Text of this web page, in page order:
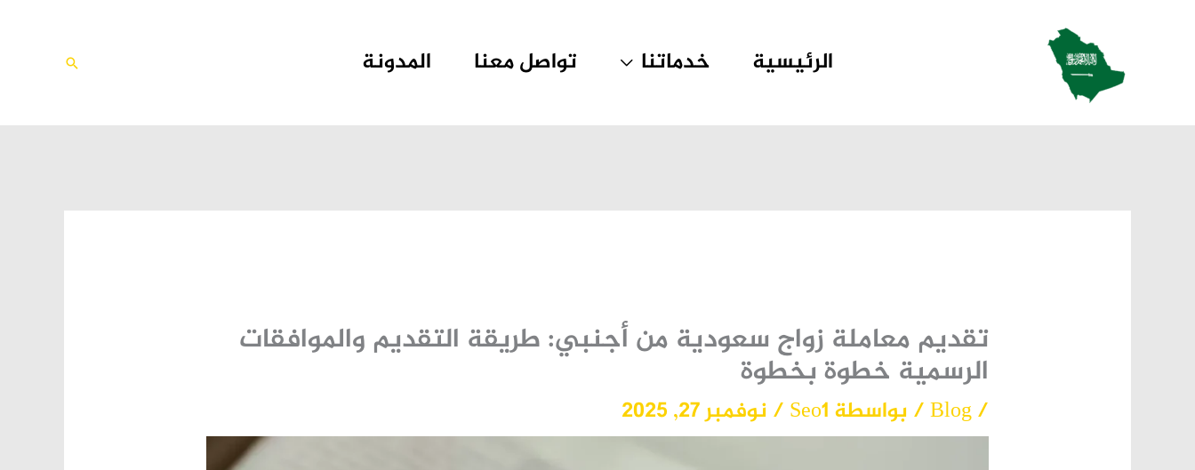
المحتوى
الرئيسية خدماتنا تواصل معنا المدونة البحث
تقديم معاملة زواج سعودية من أجنبي: طريقة التقديم والموافقات
الرسمية خطوة بخطوة
/
Blog/ بواسطة Seo1
/ نوفمبر 27, 2025